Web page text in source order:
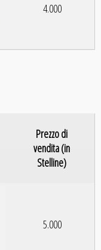
4.000
Prezzo di
vendita (in
Stelline)
5.000